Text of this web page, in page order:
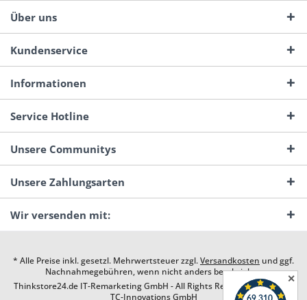
Über uns
Kundenservice
Informationen
Service Hotline
Unsere Communitys
Unsere Zahlungsarten
Wir versenden mit:
* Alle Preise inkl. gesetzl. Mehrwertsteuer zzgl.Versandkosten und ggf.
Nachnahmegebühren, wenn nicht anders beschrieben
Thinkstore24.de IT-Remarketing GmbH - All Rights Reserved. Design by
TC-Innovations GmbH
✕